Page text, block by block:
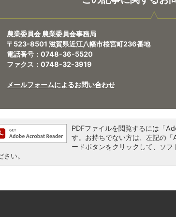
農業委員会 農業委員会事務局
〒523-8501 滋賀県近江八幡市桜宮町236番地
電話番号：0748-36-5520
ファクス：0748-32-3919​​​​​​​
メールフォームによるお問い合わせ
PDFファイルを閲覧するには「
す。お持ちでない方は、左記の
ードボタンをクリックして、ソ
さい。